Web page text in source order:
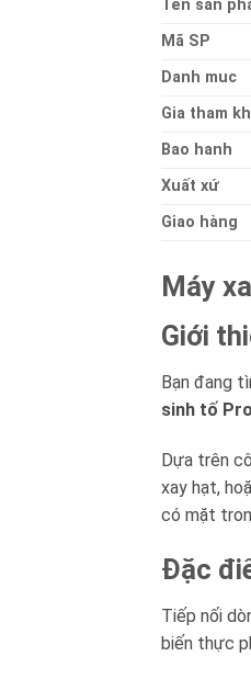
Ten sản
Mã SP
Danh muc
Gia tham
Bao hanh
Xuất xứ
Giao hàng
Máy
Giới
Bạn đang
sinh tố
Dựa trên
xay hạt,
có mặt
Đặc
Tiếp nối
biến thực